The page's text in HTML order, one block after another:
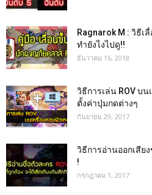
Ragnarok M : วิธี
ทำยังไงไปดู!!
ธันวาคม 16, 2018
วิธีการเล่น ROV บน
ตั้งค่าปุ่มกดต่างๆ
กันยายน 29, 2017
วิธีการอ่านออกเสีย
!
กรกฎาคม 1, 2017